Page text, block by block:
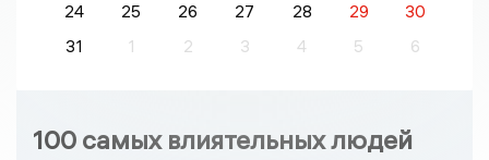
24
25 26 27 28 29
30
31
1 2 3 4 5 6
100 самых влиятельных людей